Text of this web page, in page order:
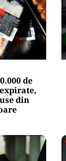
de
din